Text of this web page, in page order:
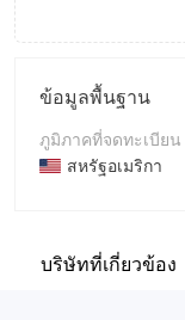
ข้อมูลพื้นฐาน
ภูมิภาคที่จดทะเบียน
สหรัฐอเมริกา
ชื่อบริษัท
บริษัทที่เกี่ยวข้อง